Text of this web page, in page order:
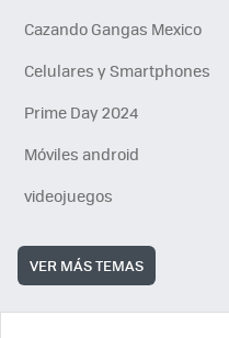
Cazando Gangas Mexico
Celulares y Smartphones
Prime Day 2024
Móviles android
videojuegos
VER MÁS TEMAS